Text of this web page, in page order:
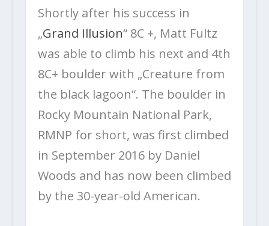
Shortly after his success in
„Grand Illusion“ 8C +, Matt Fultz
was able to climb his next and 4th
8C+ boulder with „Creature from
the black lagoon“. The boulder in
Rocky Mountain National Park,
RMNP for short, was first climbed
in September 2016 by Daniel
Woods and has now been climbed
by the 30-year-old American.